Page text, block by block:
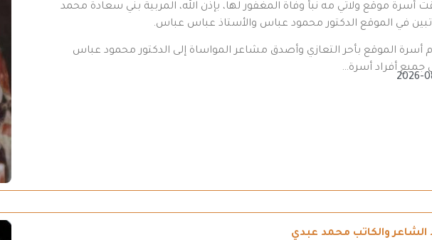
أسرة موقع ولاتي مه نبأ وفاة المغفور لها، بإذن الله، المربية بني سعادة محمد
في الموقع الدكتور محمود عباس والأستاذ عباس عباس.
أسرة الموقع بأحر التعازي وأصدق مشاعر المواساة إلى الدكتور محمود عباس
جميع أفراد أسرة…
2026-
الشاعر والكاتب محمد عبدي